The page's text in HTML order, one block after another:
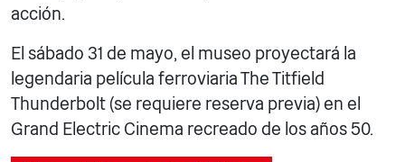
acción.
El sábado 31 de mayo, el museo proyectará la
legendaria película ferroviaria The Titfield
Thunderbolt (se requiere reserva previa) en el
Grand Electric Cinema recreado de los años 50.